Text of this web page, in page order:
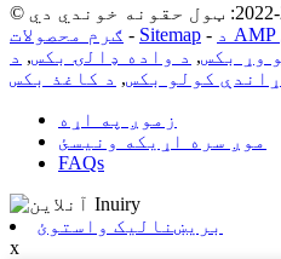
ګرم محصولات - Sitemap -
وړ بکس, د واده ډالۍ بکس,
کولو بکس, د کاغذ بکس
زموږ په اړه
موږ سره اړیکه ونیسئ
FAQs
بریښنالیک واستوئ
x